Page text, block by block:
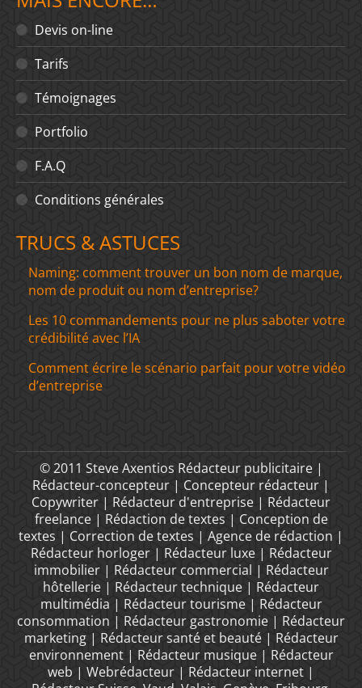
Devis on-line
Tarifs
Témoignages
Portfolio
F.A.Q
Conditions générales
TRUCS & ASTUCES
Naming: comment trouver un bon nom de marque,
nom de produit ou nom d’entreprise?
Les 10 commandements pour ne plus saboter votre
crédibilité avec l’IA
Comment écrire le scénario parfait pour votre vidéo
d’entreprise
© 2011 Steve Axentios Rédacteur publicitaire |
Rédacteur-concepteur | Concepteur rédacteur |
Copywriter | Rédacteur d'entreprise | Rédacteur
freelance | Rédaction de textes | Conception de
textes | Correction de textes | Agence de rédaction |
Rédacteur horloger | Rédacteur luxe | Rédacteur
immobilier | Rédacteur commercial | Rédacteur
hôtellerie | Rédacteur technique | Rédacteur
multimédia | Rédacteur tourisme | Rédacteur
consommation | Rédacteur gastronomie | Rédacteur
marketing | Rédacteur santé et beauté | Rédacteur
environnement | Rédacteur musique | Rédacteur
web | Webrédacteur | Rédacteur internet |